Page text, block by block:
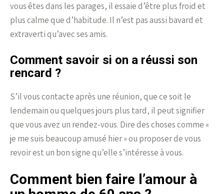
vous êtes dans les parages, il essaie d’être plus froid et
plus calme que d’habitude. Il n’est pas aussi bavard et
extraverti qu’avec ses amis.
Comment savoir si on a réussi son
rencard ?
S’il vous contacte après une réunion, que ce soit le
lendemain ou quelques jours plus tard, il peut signifier
que vous avez un rendez-vous. Dire des choses comme «
je me suis beaucoup amusé hier » ou proposer de vous
revoir est un bon signe qu’elle s’intéresse à vous.
Comment bien faire l’amour à